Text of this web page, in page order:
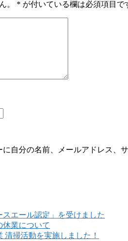
。 * が付いている欄は必須項目で
自分の名前、メールアドレス、サ
エール認定」を受けました
休業について
清掃活動を実施しました！